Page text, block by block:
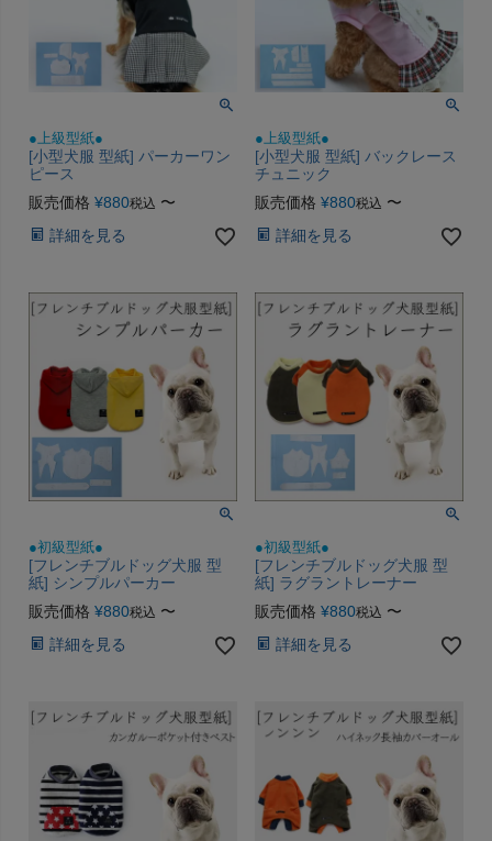
●上級型紙●
[小型犬服 型紙] パーカーワン
ピース
販売価格 ¥880税込 〜
詳細を見る
●上級型紙●
[小型犬服 型紙] バックレース
チュニック
販売価格 ¥880税込 〜
詳細を見る
●初級型紙●
[フレンチブルドッグ犬服 型
紙] シンプルパーカー
販売価格 ¥880税込 〜
詳細を見る
●初級型紙●
[フレンチブルドッグ犬服 型
紙] ラグラントレーナー
販売価格 ¥880税込 〜
詳細を見る